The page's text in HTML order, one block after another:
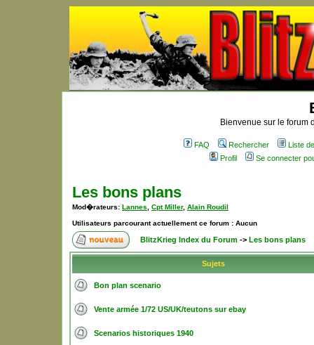
Bienvenue sur le forum
FAQ Rechercher
Liste
Profil
Se connecter
Les bons plans
Mod�rateurs: Lannes Cpt Miller, Alain Roudil
Utilisateurs parcourant actuellement ce forum : Aucun
BlitzKrieg Index du Forum -> Les bons plans
Sujets
Bon plan scenario
Vente armée 1/72 US/UK/teutons sur ebay
Scenarios historiques 1940